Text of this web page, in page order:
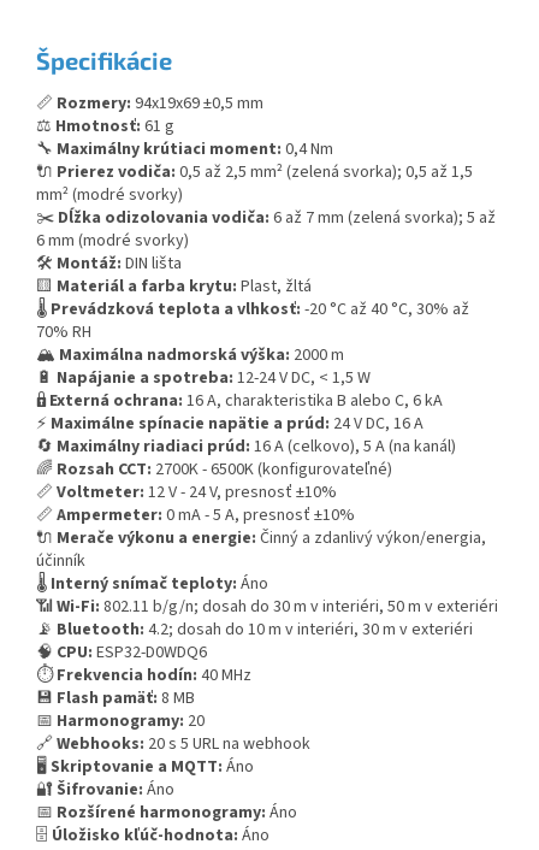
Špecifikácie
📏 Rozmery: 94x19x69 ±0,5 mm
⚖️ Hmotnosť: 61 g
🔧 Maximálny krútiaci moment: 0,4 Nm
🔌 Prierez vodiča: 0,5 až 2,5 mm² (zelená svorka); 0,5 až 1,5
mm² (modré svorky)
✂️ Dĺžka odizolovania vodiča: 6 až 7 mm (zelená svorka); 5 až
6 mm (modré svorky)
🛠️ Montáž: DIN lišta
🟨 Materiál a farba krytu: Plast, žltá
🌡️ Prevádzková teplota a vlhkosť: -20 °C až 40 °C, 30% až
70% RH
🏔️ Maximálna nadmorská výška: 2000 m
🔋 Napájanie a spotreba: 12-24 V DC, < 1,5 W
🔒 Externá ochrana: 16 A, charakteristika B alebo C, 6 kA
⚡ Maximálne spínacie napätie a prúd: 24 V DC, 16 A
🔄 Maximálny riadiaci prúd: 16 A (celkovo), 5 A (na kanál)
🌈 Rozsah CCT: 2700K - 6500K (konfigurovateľné)
📏 Voltmeter: 12 V - 24 V, presnosť ±10%
📏 Ampermeter: 0 mA - 5 A, presnosť ±10%
🔌 Merače výkonu a energie: Činný a zdanlivý výkon/energia,
účinník
🌡️ Interný snímač teploty: Áno
📶 Wi-Fi: 802.11 b/g/n; dosah do 30 m v interiéri, 50 m v exteriéri
📡 Bluetooth: 4.2; dosah do 10 m v interiéri, 30 m v exteriéri
🧠 CPU: ESP32-D0WDQ6
⏱️ Frekvencia hodín: 40 MHz
💾 Flash pamäť: 8 MB
📅 Harmonogramy: 20
🔗 Webhooks: 20 s 5 URL na webhook
🖥️Skriptovanie a MQTT: Áno
🔐 Šifrovanie: Áno
📅 Rozšírené harmonogramy: Áno
🗄️ Úložisko kľúč-hodnota: Áno